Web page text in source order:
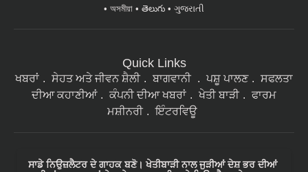
অসমীয়া
తెలుగు ગુજરાતી
Quick Links
ਖਬਰਾਂ ਸੇਹਤ ਅਤੇ ਜੀਵਨ ਸ਼ੈਲੀ ਬਾਗਵਾਨੀ ਪਸ਼ੂ ਪਾਲਣ
ਸਫਲਤਾ
ਦੀਆ ਕਹਾਣੀਆਂ
ਕੰਪਨੀ ਦੀਆ ਖਬਰਾਂ ਖੇਤੀ ਬਾੜੀ
ਫਾਰਮ
ਮਸ਼ੀਨਰੀ
ਇੰਟਰਵਿਊ
ਸਾਡੇ ਨਿਉਜ਼ਲੈਟਰ ਦੇ ਗਾਹਕ ਬਣੋ। ਖੇਤੀਬਾੜੀ ਨਾਲ ਜੁੜੀਆਂ ਦੇਸ਼ ਭਰ ਦੀਆਂ